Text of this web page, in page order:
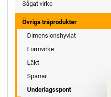
Sågat virke
Övriga träprodukter
Dimensionshyvlat
Formvirke
Läkt
Sparrar
Underlagsspont